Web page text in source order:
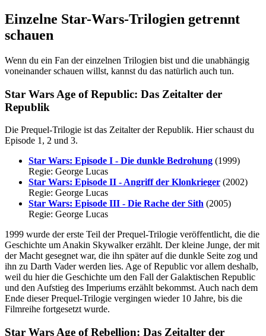
Einzelne Star-Wars-Trilogien getrennt
schauen
Wenn du ein Fan der einzelnen Trilogien bist und die unabhängig
voneinander schauen willst, kannst du das natürlich auch tun.
Star Wars Age of Republic: Das Zeitalter der
Republik
Die Prequel-Trilogie ist das Zeitalter der Republik. Hier schaust du
Episode 1, 2 und 3.
Star Wars: Episode I - Die dunkle Bedrohung (1999)
Regie: George Lucas
Star Wars: Episode II - Angriff der Klonkrieger (2002)
Regie: George Lucas
Star Wars: Episode III - Die Rache der Sith (2005)
Regie: George Lucas
1999 wurde der erste Teil der Prequel-Trilogie veröffentlicht, die die
Geschichte um Anakin Skywalker erzählt. Der kleine Junge, der mit
der Macht gesegnet war, die ihn später auf die dunkle Seite zog und
ihn zu Darth Vader werden lies. Age of Republic vor allem deshalb,
weil du hier die Geschichte um den Fall der Galaktischen Republic
und den Aufstieg des Imperiums erzählt bekommst. Auch nach dem
Ende dieser Prequel-Trilogie vergingen wieder 10 Jahre, bis die
Filmreihe fortgesetzt wurde.
Star Wars Age of Rebellion: Das Zeitalter der